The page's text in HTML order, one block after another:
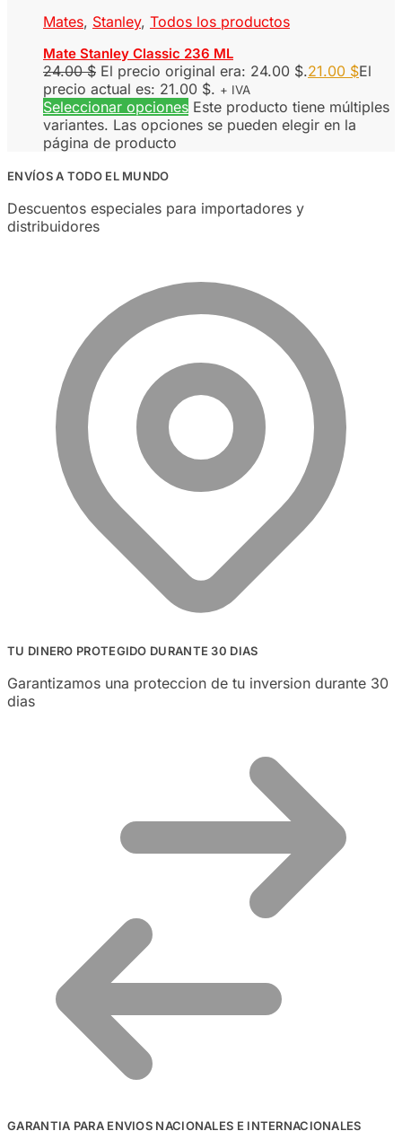
Mates, Stanley, Todos los productos
Mate Stanley Classic 236 ML
24.00$ El precio original era: 24.00 $.21.00 $El
precio actual es: 21.00 $. + IVA
Seleccionar opciones Este producto tiene múltiples
variantes. Las opciones se pueden elegir en la
página de producto
ENVÍOS A TODO EL MUNDO
Descuentos especiales para importadores y
distribuidores
TU DINERO PROTEGIDO DURANTE 30 DIAS
Garantizamos una proteccion de tu inversion durante 30
dias
GARANTIA PARA ENVIOS NACIONALES E INTERNACIONALES